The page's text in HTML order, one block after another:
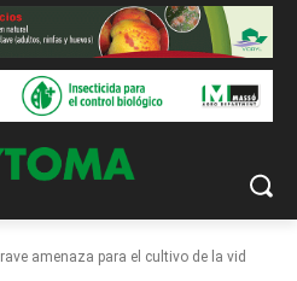
amenaza para el cultivo de la vid